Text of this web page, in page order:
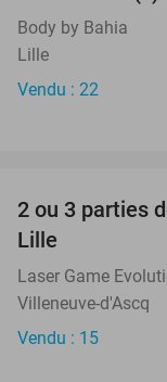
Body by Bahia
Lille
Vendu : 22
2 ou 3 parties
Lille
Laser Game
Villeneuve-d'Ascq
Vendu : 15